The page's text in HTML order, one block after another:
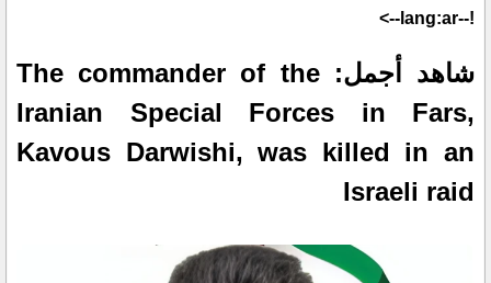
!--lang:ar-->
شاهد أجمل: The commander of the
Iranian Special Forces in Fars,
Kavous Darwishi, was killed in an
Israeli raid